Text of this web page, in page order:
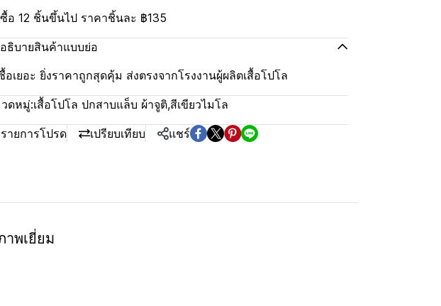
ซื้อ 12 ชิ้นขึ้นไป ราคาชิ้นละ ฿135
ธิบายสินค้าแบบย่อ
อเยอะ ยิ่งราคาถูกสุดคุ้ม ส่งตรงจากโรงงานผู้ผลิตเสื้อโปโล
ดหมู่:เสื้อโปโล ปกสาบแล็บ ผ้าจูติ,สีเขียวไมโล
รายการโปรด เปรียบเทียบ แชร์
พเยี่ยม